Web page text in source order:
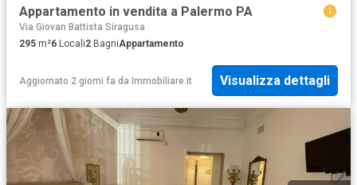
Appartamento in vendita a Palermo PA
Via Giovan Battista Siragusa
295 m²6 Locali2 BagniAppartamento
Aggiornato 2 giorni fa da Immobiliare.it Visualizza dettagli